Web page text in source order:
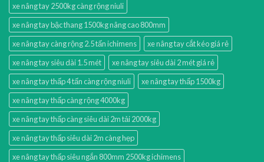
xe nâng tay 2500kg càng rộng niuli
xe nâng tay bậc thang 1500kg nâng cao 800mm
xe nâng tay càng rộng 2.5 tấn ichimens
xe nâng tay cắt kéo giá rẻ
xe nâng tay siêu dài 1.5 mét
xe nâng tay siêu dài 2 mét giá rẻ
xe nâng tay thấp 4 tấn càng rộng niuli
xe nâng tay thấp 1500kg
xe nâng tay thấp càng rộng 4000kg
xe nâng tay thấp càng siêu dài 2m tải 2000kg
xe nâng tay thấp siêu dài 2m càng hẹp
xe nâng tay thấp siêu ngắn 800mm 2500kg ichimens